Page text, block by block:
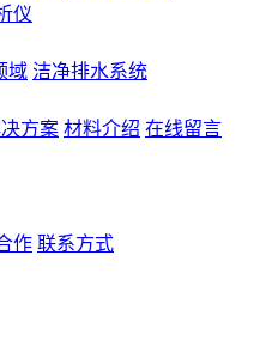
仪
域 洁净排水系统
方案 材料介绍 在线留言
作 联系方式